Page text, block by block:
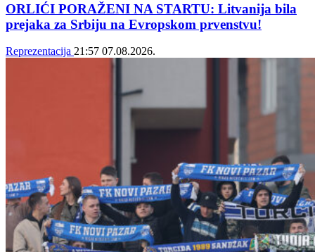
ORLIĆI PORAŽENI NA STARTU: Litvanija bila
prejaka za Srbiju na Evropskom prvenstvu!
Reprezentacija 21:57 07.08.2026.